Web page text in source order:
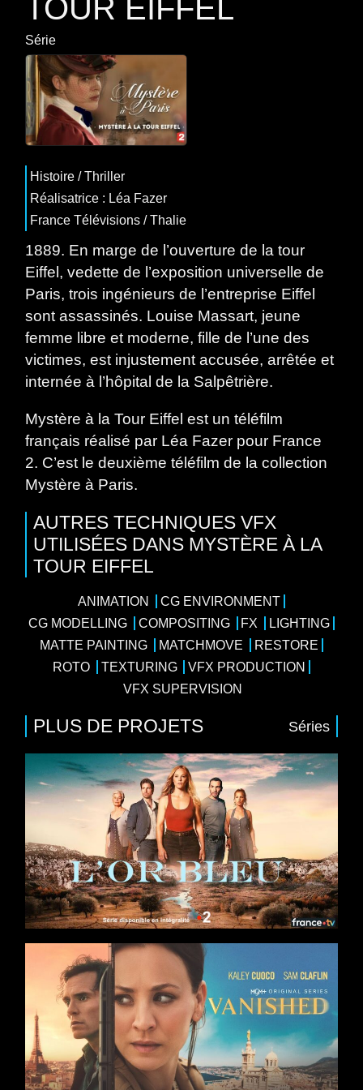
TOUR EIFFEL
Série
Histoire /Thriller
Réalisatrice : Léa Fazer
France Télévisions / Thalie
1889. En marge de l’ouverture de la tour
Eiffel, vedette de l’exposition universelle de
Paris, trois ingénieurs de l’entreprise Eiffel
sont assassinés. Louise Massart, jeune
femme libre et moderne, fille de l’une des
victimes, est injustement accusée, arrêtée et
internée à l’hôpital de la Salpêtrière.
Mystère à la Tour Eiffel est un téléfilm
français réalisé par Léa Fazer pour France
2. C’est le deuxième téléfilm de la collection
Mystère à Paris.
AUTRES TECHNIQUES VFX
UTILISÉES DANS MYSTÈRE À LA
TOUR EIFFEL
ANIMATION
CG ENVIRONMENT
CG MODELLING
COMPOSITING FX
LIGHTING
MATTE PAINTING
MATCHMOVE
RESTORE
ROTO
TEXTURING
VFX PRODUCTION
VFX SUPERVISION
PLUS DE PROJETS Séries
Séries
8 x 52
Saga familiale/ Drame/Thriller
Casting : Barbara Probst, Tom Leeb, Valérie Karsenti, Marie
Kremer, Samir
Production : Banijay France, France Télévisions
Séries
4 x 50
Action/Drame /Thriller
Casting : Kaley Cuoco, Sam Claflin, Karin Viard, Matthias
Schweighöfer, Simon
Production : AGC Television, Fragile Films, Peninsula Film